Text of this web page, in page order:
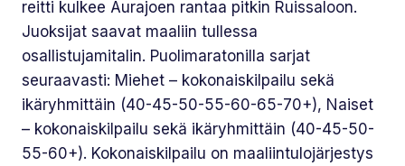
reitti kulkee Aurajoen rantaa pitkin Ruissaloon.
Juoksijat saavat maaliin tullessa
osallistujamitalin. Puolimaratonilla sarjat
seuraavasti: Miehet – kokonaiskilpailu sekä
ikäryhmittäin (40-45-50-55-60-65-70+), Naiset
– kokonaiskilpailu sekä ikäryhmittäin (40-45-50-
55-60+). Kokonaiskilpailu on maaliintulojärjestys